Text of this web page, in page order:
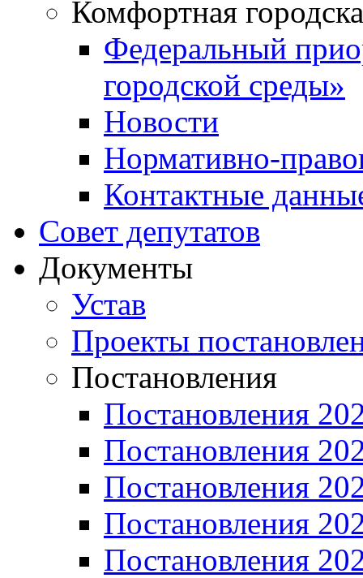
Комфортная
Федеральный
городской среды»
Новости
Нормативно-
Контактные
Совет депутатов
Документы
Устав
Проекты
Постановления
Постановления
Постановления
Постановления
Постановления
Постановления